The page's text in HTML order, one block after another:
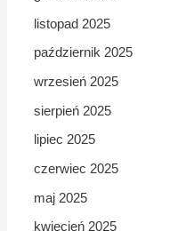
listopad 2025
październik 2025
wrzesień 2025
sierpień 2025
lipiec 2025
czerwiec 2025
maj 2025
kwiecień 2025